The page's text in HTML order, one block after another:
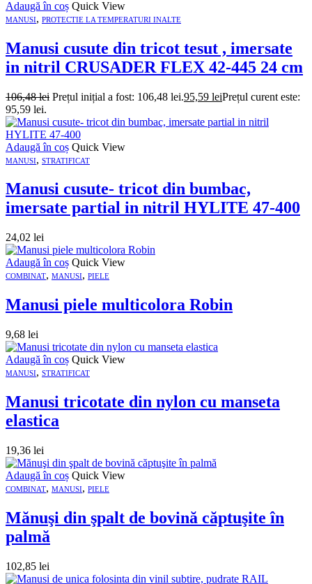
Adaugă în coș Quick View
MANUSI, PROTECTIE LA TEMPERATURI INALTE
Manusi cusute din tricot tesut , imersate
in nitril CRUSADER FLEX 42-445 24 cm
106,48lei Prețul inițial a fost: 106,48 lei.95,59 leiPrețul curent este:
95,59 lei.
Adaugă în coș Quick View
MANUSI, STRATIFICAT
Manusi cusute- tricot din bumbac,
imersate partial in nitril HYLITE 47-400
24,02 lei
Adaugă în coș Quick View
COMBINAT, MANUSI, PIELE
Manusi piele multicolora Robin
9,68 lei
Adaugă în coș Quick View
MANUSI, STRATIFICAT
Manusi tricotate din nylon cu manseta
elastica
19,36 lei
Adaugă în coș Quick View
COMBINAT, MANUSI, PIELE
Mănuşi din şpalt de bovină căptuşite în
palmă
102,85 lei